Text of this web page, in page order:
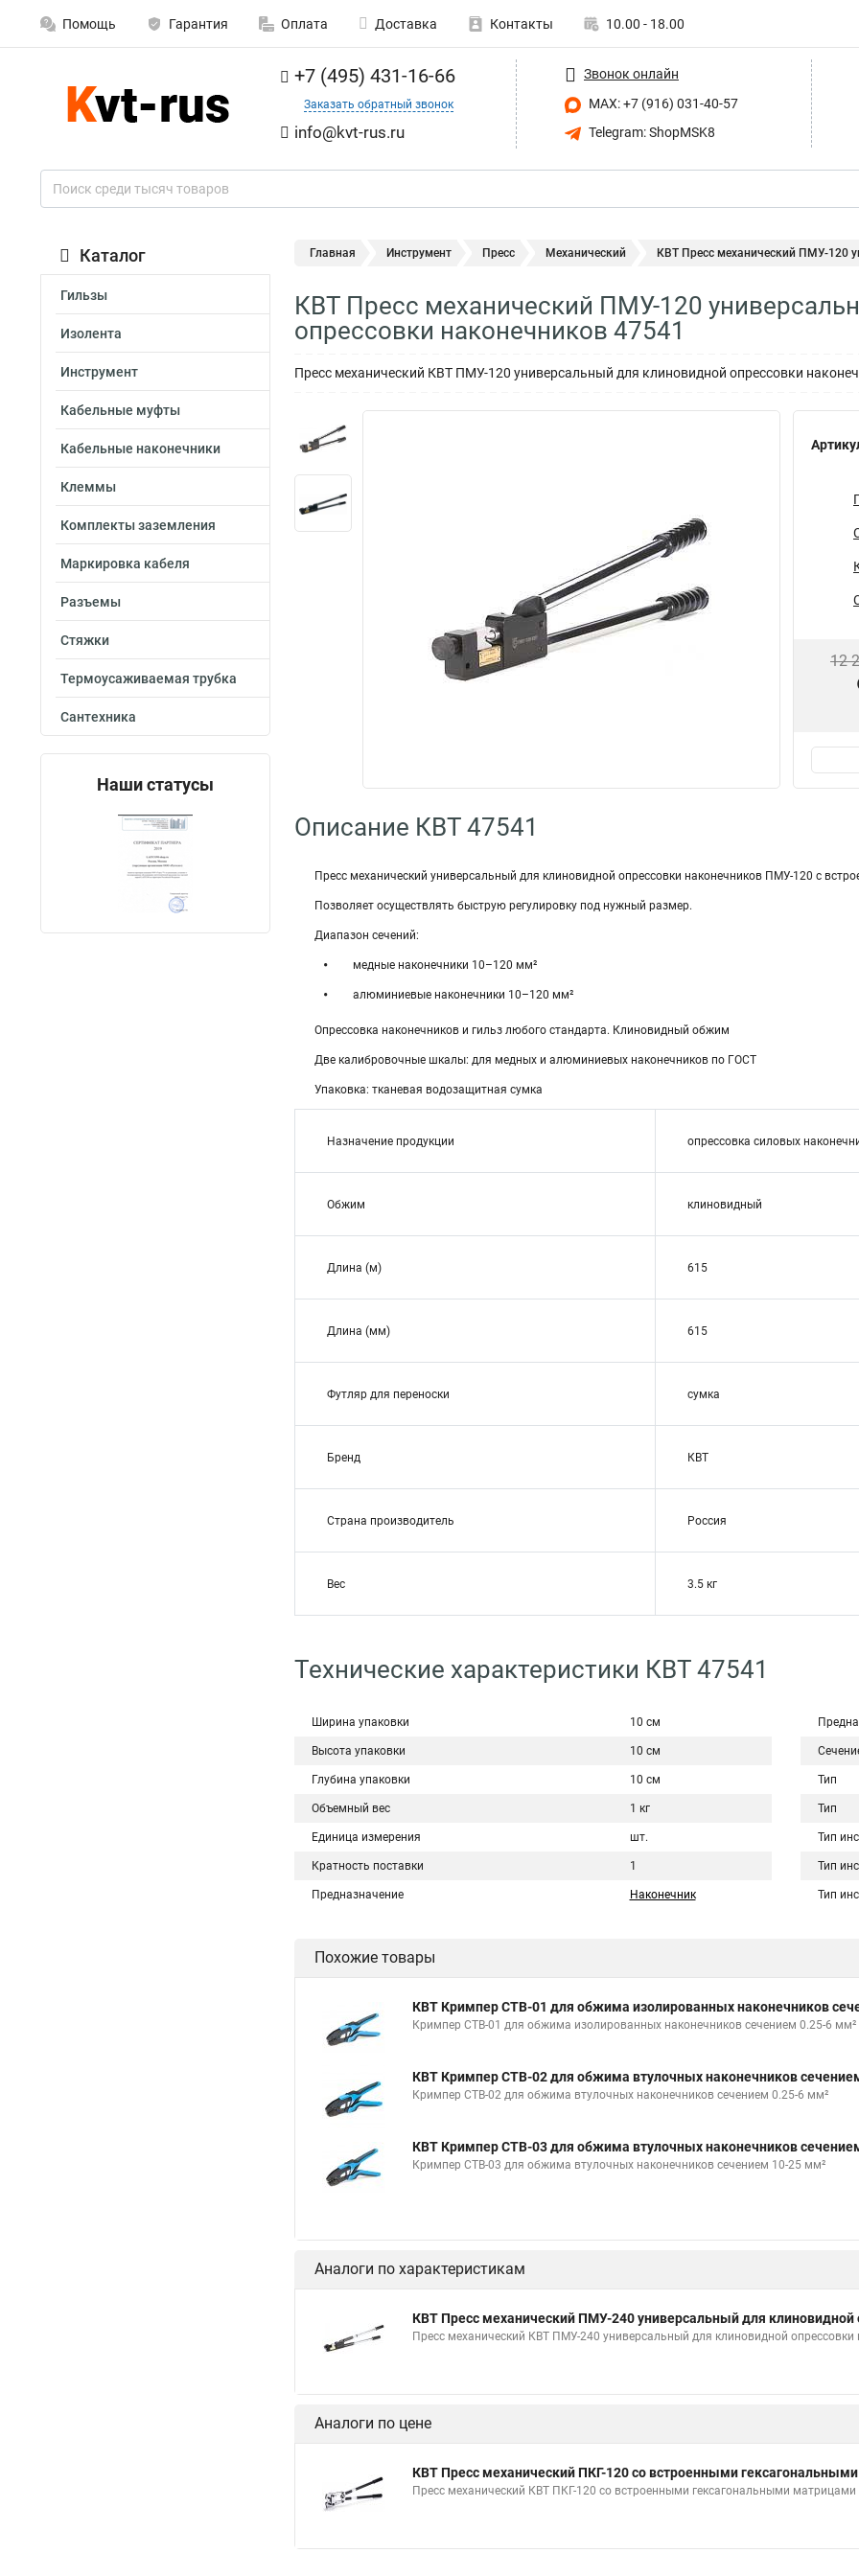
Помощь Гарантия Оплата Доставка Контакты 10.00 - 18.00
+7 (495) 431-16-66
Заказать обратный звонок
info@kvt-rus.ru
Звонок онлайн
MAX: +7 (916) 031-40-57
Telegram: ShopMSK8
Каталог
Гильзы
Изолента
Инструмент
Кабельные муфты
Кабельные наконечники
Клеммы
Комплекты заземления
Маркировка кабеля
Разъемы
Стяжки
Термоусаживаемая трубка
Сантехника
Наши статусы
Главная Инструмент Пресс Механический КВТ Пресс механический ПМУ-120
КВТ Пресс механический ПМУ-120
опрессовки наконечников 47541
Пресс механический КВТ ПМУ-120 универсальный для клиновидной опрессовки
12
Описание КВТ 47541
Пресс механический универсальный для клиновидной опрессовки наконечников ПМУ-120 с
Позволяет осуществлять быструю регулировку под нужный размер.
Диапазон сечений:
медные наконечники 10–120 мм²
алюминиевые наконечники 10–120 мм²
Опрессовка наконечников и гильз любого стандарта. Клиновидный обжим
Две калибровочные шкалы: для медных и алюминиевых наконечников по ГОСТ
Упаковка: тканевая водозащитная сумка
Назначение продукции опрессовка силовых
Обжим клиновидный
Длина (м) 615
Длина (мм) 615
Футляр для переноски сумка
Бренд КВТ
Страна производитель Россия
Вес 3.5 кг
Технические характеристики КВТ 47541
Ширина упаковки 10 см
Высота упаковки 10 см
Глубина упаковки 10 см
Объемный вес 1 кг
Единица измерения шт.
Кратность поставки 1
Предназначение Наконечник
Тип
Тип
Тип
Тип
Тип
Похожие товары
КВТ Кримпер CTB-01 для обжима изолированных наконечников
Кримпер CTB-01 для обжима изолированных наконечников сечением 0.25-6 мм²
КВТ Кримпер CTB-02 для обжима втулочных наконечников
Кримпер CTB-02 для обжима втулочных наконечников сечением 0.25-6 мм²
КВТ Кримпер CTB-03 для обжима втулочных наконечников
Кримпер CTB-03 для обжима втулочных наконечников сечением 10-25 мм²
Аналоги по характеристикам
КВТ Пресс механический ПМУ-240 универсальный для клиновидной
Пресс механический КВТ ПМУ-240 универсальный для клиновидной опрессовки
Аналоги по цене
КВТ Пресс механический ПКГ-120 со встроенными
Пресс механический КВТ ПКГ-120 со встроенными гексагональными матрицами